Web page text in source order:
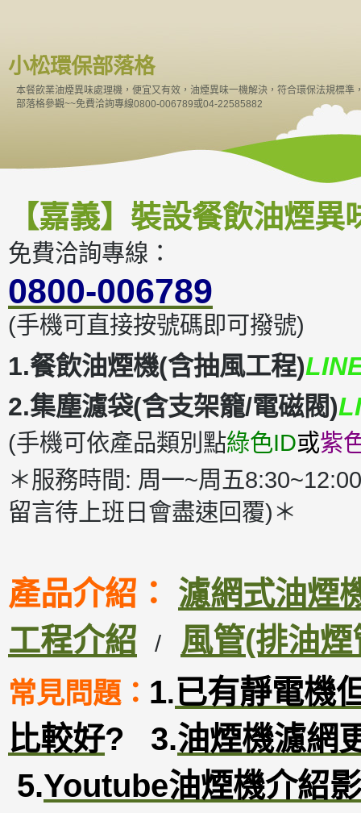
小松環保部落格
本餐飲業油煙異味處理機，便宜又有效，油煙異味一機解決，符合環保法規標
部落格參觀~~免費洽詢專線0800-006789或04-22585882
【嘉義】裝設餐飲油煙
免費洽詢專線：
0800-006789
(手機可直接按號碼即可撥號)
1.餐飲油煙機(含抽風工程)
2.集塵濾袋(含支架籠/電磁閥)
(手機可依產品類別點綠色ID或紫
＊服務時間: 周一~周五
留言待上班日會盡速回覆)＊
產品介紹： 濾網式油煙
工程介紹
/ 風管(排油煙
常見問題： 1.已有靜電機
比較好? 3.油煙機濾網
5.Youtube油煙機介紹